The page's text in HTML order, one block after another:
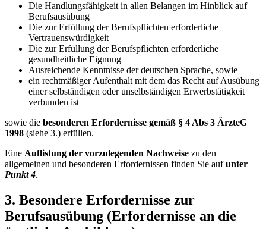
Die Handlungsfähigkeit in allen Belangen im Hinblick auf
Berufsausübung
Die zur Erfüllung der Berufspflichten erforderliche
Vertrauenswürdigkeit
Die zur Erfüllung der Berufspflichten erforderliche
gesundheitliche Eignung
Ausreichende Kenntnisse der deutschen Sprache, sowie
ein rechtmäßiger Aufenthalt mit dem das Recht auf Ausübung
einer selbständigen oder unselbständigen Erwerbstätigkeit
verbunden ist
sowie die besonderen Erfordernisse gemäß § 4 Abs 3 ÄrzteG
1998 (siehe 3.) erfüllen.
Eine Auflistung der vorzulegenden Nachweise zu den
allgemeinen und besonderen Erfordernissen finden Sie aufunter
Punkt 4.
3. Besondere Erfordernisse zur
Berufsausübung (Erfordernisse an die